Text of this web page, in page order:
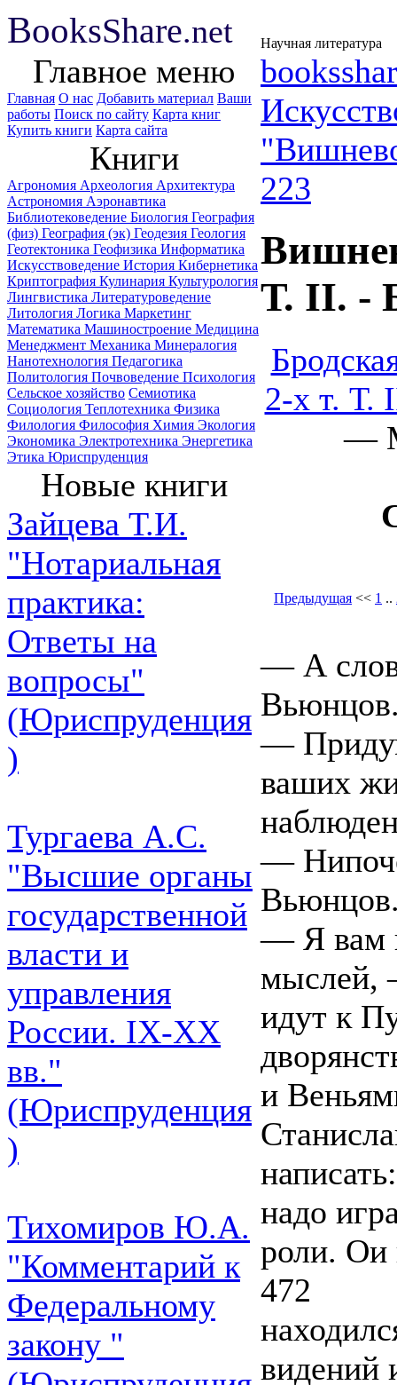
BooksShare.net Научная литература
Главное меню
Главная О нас Добавить материал Ваши
работы Поиск по сайту Карта книг
Купить книги Карта сайта
Книги
Агрономия Археология Архитектура
Астрономия Аэронавтика
Библиотековедение Биология География
(физ) География (эк) Геодезия Геология
Геотектоника Геофизика Информатика
Искусствоведение История Кибернетика
Криптография Кулинария Культурология
Лингвистика Литературоведение
Литология Логика Маркетинг
Математика Машиностроение Медицина
Менеджмент Механика Минералогия
Нанотехнология Педагогика
Политология Почвоведение Психология
Сельское хозяйство Семиотика
Социология Теплотехника Физика
Филология Философия Химия Экология
Экономика Электротехника Энергетика
Этика Юриспруденция
Новые книги
Зайцева Т.И.
"Нотариальная
практика:
Ответы на
вопросы"
(Юриспруденция
)
Тургаева А.С.
"Высшие органы
государственной
власти и
управления
России. IХ-ХХ
вв."
(Юриспруденция
)
Тихомиров Ю.А.
"Комментарий к
Федеральному
закону "
223
Т. II. -
2-х т. Т.
—
Предыдущая << 1 ..
— А
—
ваших
—
— Я вам
мыслей,
идут к
и
надо
роли. Ои
472
видений